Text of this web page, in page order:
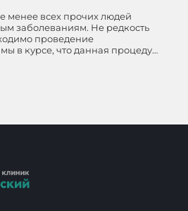
менее всех прочих людей
заболеваниям. Не редкость
проведение
в курсе, что данная процеду…